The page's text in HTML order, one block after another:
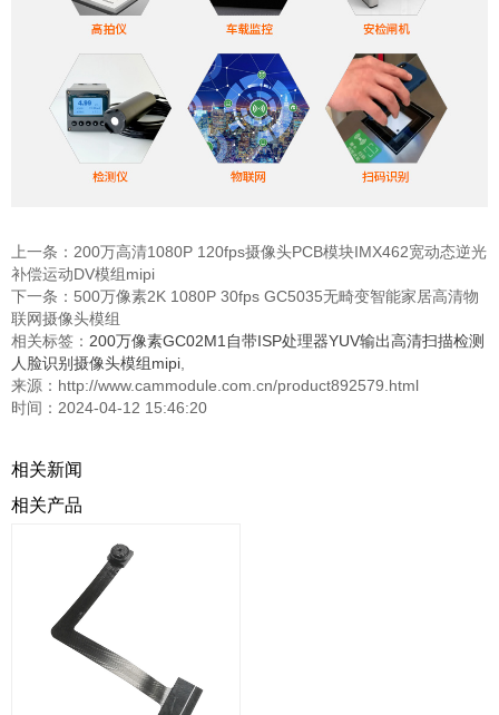
上一条： 200万高清1080P 120fps摄像头PCB模块IMX462宽动态逆光
补偿运动DV模组mipi
下一条： 500万像素2K 1080P 30fps GC5035无畸变智能家居高清物
联网摄像头模组
相关标签： 200万像素GC02M1自带ISP处理器YUV输出高清扫描检测
人脸识别摄像头模组mipi
来源：http://www.cammodule.com.cn/product892579.html
时间：2024-04-12 15:46:20
相关新闻
相关产品